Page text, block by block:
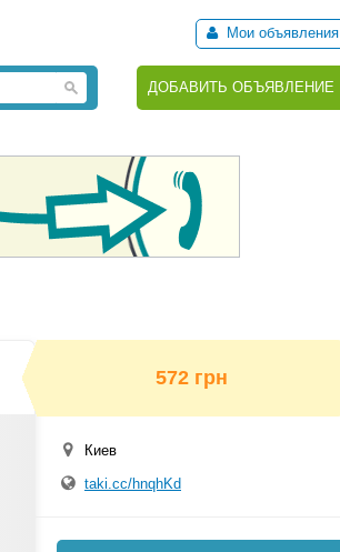
Мои объявления
ДОБАВИТЬ ОБЪЯВЛЕНИЕ
572 грн
Киев
taki.cc/hnqhKd